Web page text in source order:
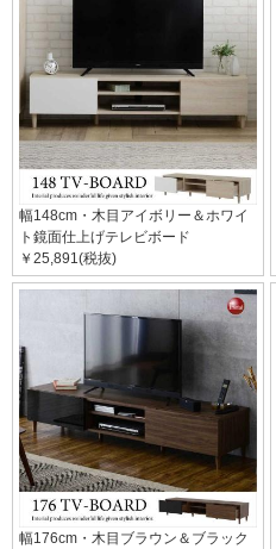
幅148cm・木目アイボリー＆ホワイ
ト鏡面仕上げテレビボード
￥25,891(税抜)
幅176cm・木目ブラウン＆ブラック